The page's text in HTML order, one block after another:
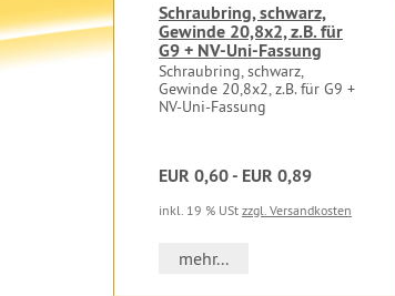
Schraubring, schwarz,
Gewinde 20,8x2, z.B. für
G9 + NV-Uni-Fassung
Schraubring, schwarz,
Gewinde 20,8x2, z.B. für G9 +
NV-Uni-Fassung
EUR 0,60 - EUR 0,89
inkl. 19 % USt zzgl. Versandkosten
mehr...